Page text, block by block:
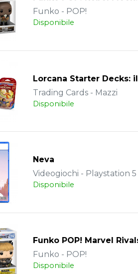
Funko - POP!
Disponibile
Lorcana Starter Decks:
Trading Cards - Mazzi
Disponibile
Neva
Videogiochi - Playstation
Disponibile
Funko POP! Marvel
Funko - POP!
Disponibile